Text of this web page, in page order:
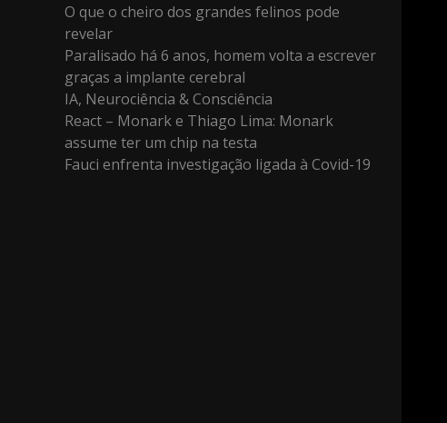
O que o cheiro dos grandes felinos pode
revelar
Paralisado há 6 anos, homem volta a escrever
graças a implante cerebral
IA, Neurociência & Consciência
React – Monark e Thiago Lima: Monark
assume ter um chip na testa
Fauci enfrenta investigação ligada à Covid-19